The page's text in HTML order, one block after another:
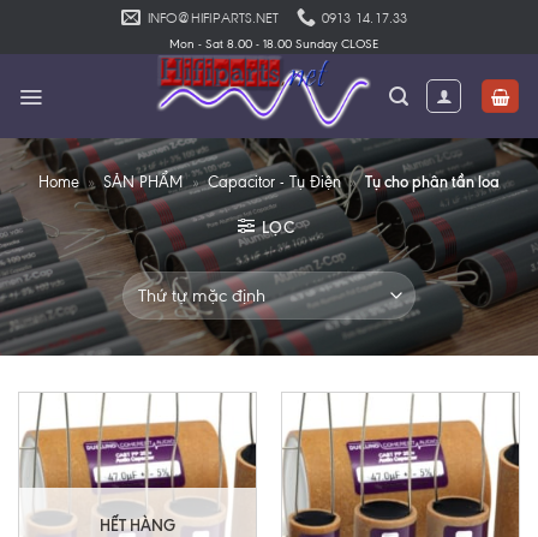
INFO@HIFIPARTS.NET 0913 14.17.33
Mon - Sat 8.00 - 18.00 Sunday CLOSE
Home » SẢN PHẨM » Capacitor - Tụ Điện » Tụ cho phân tần loa
LỌC
HẾT HÀNG